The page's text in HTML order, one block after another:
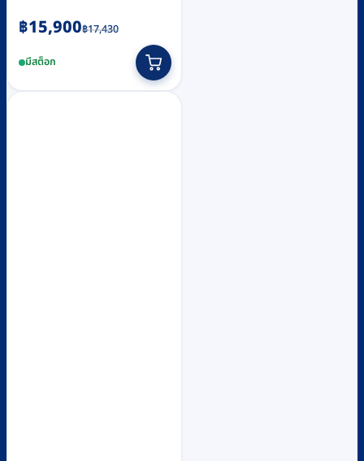
฿17,430
Original
was:
฿17,430.
฿15,900
Current
is:
฿15,900.
มีสต็อก